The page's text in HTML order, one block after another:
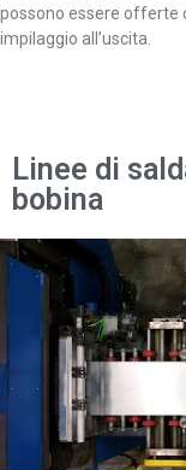
possono essere offerte
impilaggio all’uscita.
Linee di
bobina